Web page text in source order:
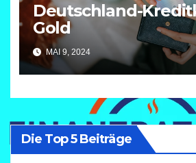
Deutschland-
Gold
MAI 9, 2024
Die Top 5 Beiträge